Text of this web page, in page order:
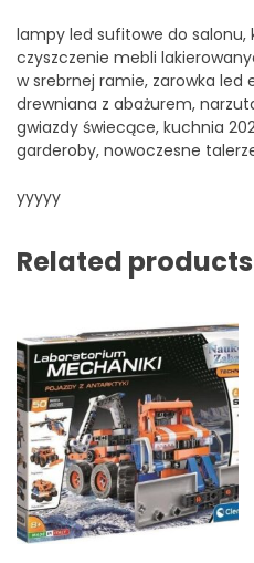
lampy led sufitowe do salonu,
czyszczenie mebli
w srebrnej ramie, zarowka led
drewniana z abażurem,
gwiazdy świecące, kuchnia
garderoby, nowoczesne
yyyyy
Related products